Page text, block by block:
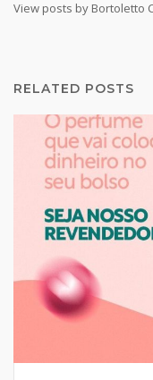
View posts by Bortoletto
RELATED POSTS